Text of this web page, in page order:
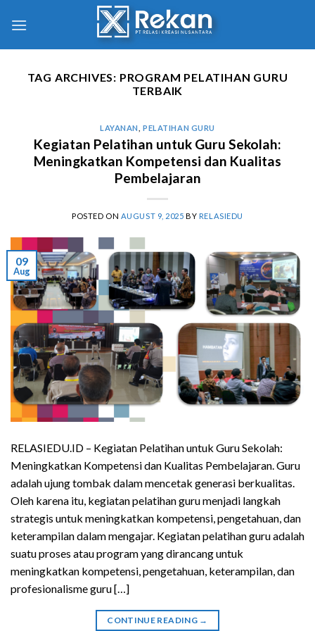
TAG ARCHIVES: PROGRAM PELATIHAN GURU
TERBAIK
LAYANAN ,PELATIHAN GURU
Kegiatan Pelatihan untuk Guru Sekolah:
Meningkatkan Kompetensi dan Kualitas
Pembelajaran
POSTED ON AUGUST 9, 2025 BY RELASIEDU
09
Aug
RELASIEDU.ID – Kegiatan Pelatihan untuk Guru Sekolah:
Meningkatkan Kompetensi dan Kualitas Pembelajaran. Guru
adalah ujung tombak dalam mencetak generasi berkualitas.
Oleh karena itu, kegiatan pelatihan guru menjadi langkah
strategis untuk meningkatkan kompetensi, pengetahuan, dan
keterampilan dalam mengajar. Kegiatan pelatihan guru adalah
suatu proses atau program yang dirancang untuk
meningkatkan kompetensi, pengetahuan, keterampilan, dan
profesionalisme guru […]
CONTINUE READING →